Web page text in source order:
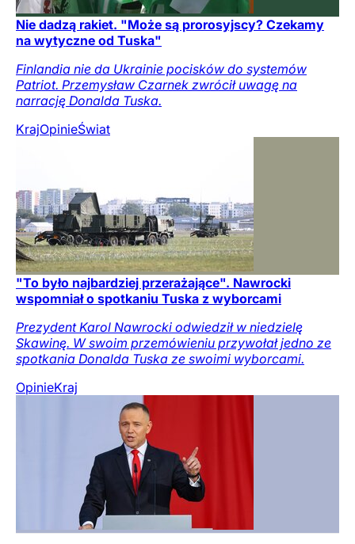
Nie dadzą rakiet. "Może są prorosyjscy? Czekamy
na wytyczne od Tuska"
Finlandia nie da Ukrainie pocisków do systemów
Patriot. Przemysław Czarnek zwrócił uwagę na
narrację Donalda Tuska.
KrajOpinieŚwiat
"To było najbardziej przerażające". Nawrocki
wspomniał o spotkaniu Tuska z wyborcami
Prezydent Karol Nawrocki odwiedził w niedzielę
Skawinę. W swoim przemówieniu przywołał jedno ze
spotkania Donalda Tuska ze swoimi wyborcami.
OpinieKraj